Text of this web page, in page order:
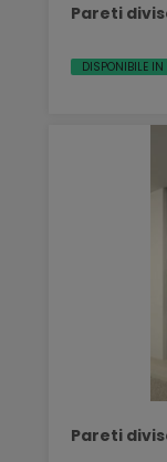
Pareti
DISPONIBILE
Pareti